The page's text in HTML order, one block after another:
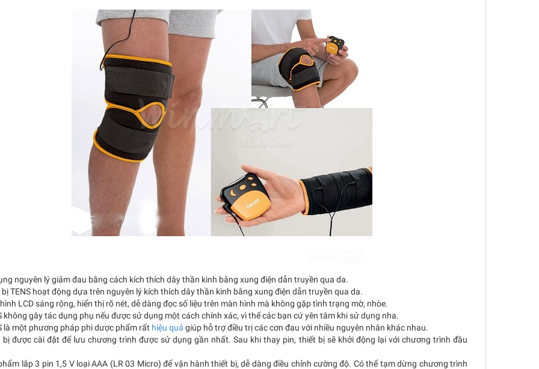
nguyên lý giảm đau bằng cách kích thích dây thần kinh bằng xung điện dẫn truyền qua da.
bị TENS hoạt động dựa trên nguyên lý kích thích dây thần kinh bằng xung điện dẫn truyền qua da.
LCD sáng rộng, hiển thị rõ nét, dễ dàng đọc số liệu trên màn hình mà không gặp tình trạng mờ, nhòe.
không gây tác dụng phụ nếu được sử dụng một cách chính xác, vì thế các bạn cứ yên tâm khi sử dụng nha.
là một phương pháp phi dược phẩm rất hiệu quả giúp hỗ trợ điều trị các cơn đau với nhiều nguyên nhân khác nhau.
bị được cài đặt để lưu chương trình được sử dụng gần nhất. Sau khi thay pin, thiết bị sẽ khởi động lại với chương trình đầu
lắp 3 pin 1,5 V loại AAA (LR 03 Micro) để vận hành thiết bị, dễ dàng điều chỉnh cường độ. Có thể tạm dừng chương trình